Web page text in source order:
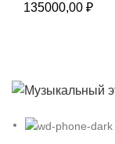
135000,00 ₽